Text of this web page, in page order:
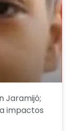
Jaramijó;
impactos